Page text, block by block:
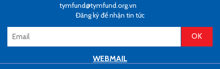
tymfund@tymfund.org.vn
Đăng ký để nhận tin tức
WEBMAIL